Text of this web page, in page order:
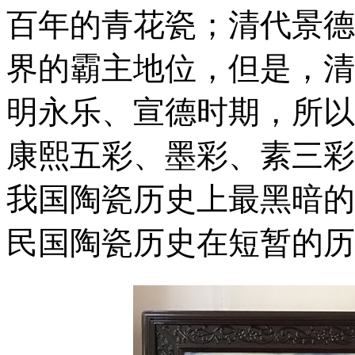
百年的青花瓷；清代景
界的霸主地位，但是，
明永乐、宣德时期，所
康熙五彩、墨彩、素三
我国陶瓷历史上最黑暗
民国陶瓷历史在短暂的